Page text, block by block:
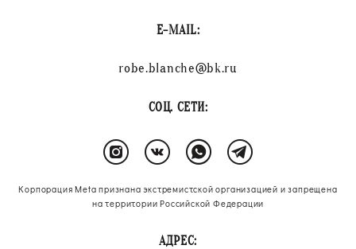
E-MAIL:
robe.blanche@bk.ru
СОЦ. СЕТИ:
Корпорация Meta признана экстремистской организацией и запрещена
на территории Российской Федерации
АДРЕС: